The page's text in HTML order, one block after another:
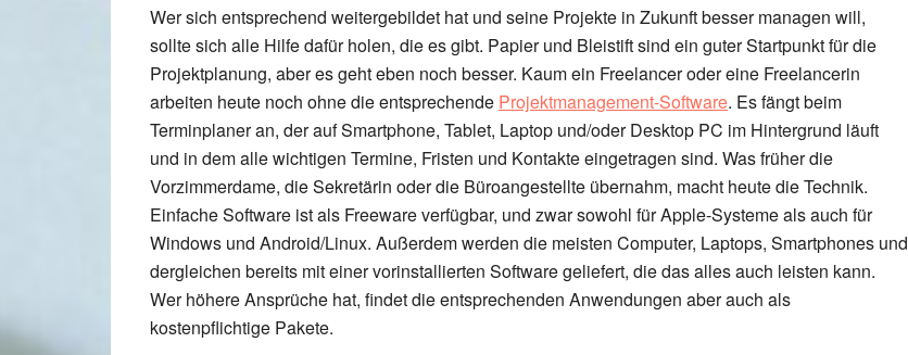
Wer sich entsprechend weitergebildet hat und seine Projekte in Zukunft besser managen will,
sollte sich alle Hilfe dafür holen, die es gibt. Papier und Bleistift sind ein guter Startpunkt für die
Projektplanung, aber es geht eben noch besser. Kaum ein Freelancer oder eine Freelancerin
arbeiten heute noch ohne die entsprechende Projektmanagement-Software. Es fängt beim
Terminplaner an, der auf Smartphone, Tablet, Laptop und/oder Desktop PC im Hintergrund läuft
und in dem alle wichtigen Termine, Fristen und Kontakte eingetragen sind. Was früher die
Vorzimmerdame, die Sekretärin oder die Büroangestellte übernahm, macht heute die Technik.
Einfache Software ist als Freeware verfügbar, und zwar sowohl für Apple-Systeme als auch für
Windows und Android/Linux. Außerdem werden die meisten Computer, Laptops, Smartphones und
dergleichen bereits mit einer vorinstallierten Software geliefert, die das alles auch leisten kann.
Wer höhere Ansprüche hat, findet die entsprechenden Anwendungen aber auch als
kostenpflichtige Pakete.